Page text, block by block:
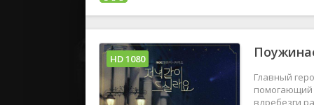
Все
2019
Главный
помогающий
вдребезги
HD 1080